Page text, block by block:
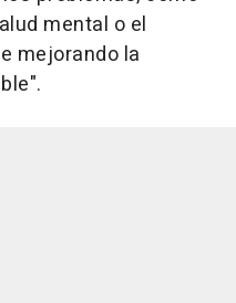
mental o el
mejorando la